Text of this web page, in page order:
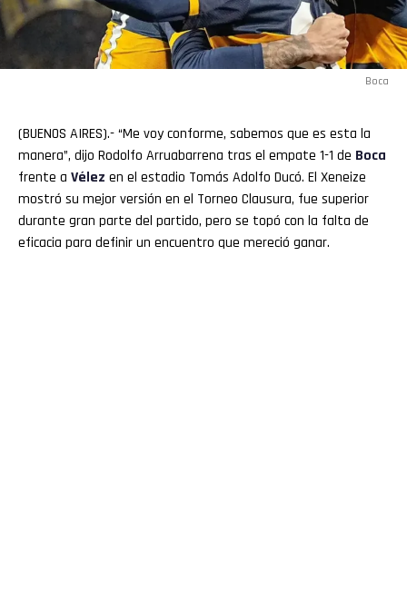
Boca
(BUENOS AIRES).- “Me voy conforme, sabemos que es esta la
manera”, dijo Rodolfo Arruabarrena tras el empate 1-1 de Boca
frente a Vélez en el estadio Tomás Adolfo Ducó. El Xeneize
mostró su mejor versión en el Torneo Clausura, fue superior
durante gran parte del partido, pero se topó con la falta de
eficacia para definir un encuentro que mereció ganar.